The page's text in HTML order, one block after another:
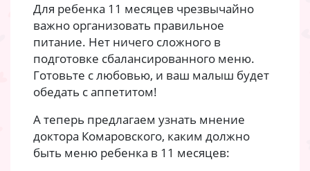
Для ребенка 11 месяцев чрезвычайно
важно организовать правильное
питание. Нет ничего сложного в
подготовке сбалансированного меню.
Готовьте с любовью, и ваш малыш будет
обедать с аппетитом!
А теперь предлагаем узнать мнение
доктора Комаровского, каким должно
быть меню ребенка в 11 месяцев: